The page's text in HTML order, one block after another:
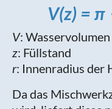
V(z) = π
V: Wasservolumen
z: Füllstand
r: Innenradius der
Da das